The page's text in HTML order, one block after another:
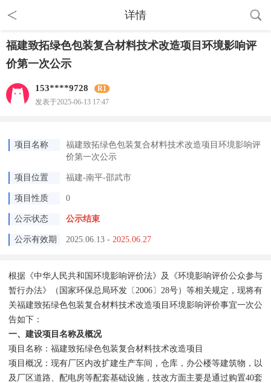
详情
福建致拓绿色包装复合材料技术改造项目环境影响评
价第一次公示
153****9728
R1
发表于2025-06-13 17:47
项目名称
福建致拓绿色包装复合材料技术改造项目环境影响评
价第一次公示
项目位置 福建-南平-邵武市
项目性质 0
公示状态 公示结束
公示有效期 2025.06.13 - 2025.06.27
根据《中华人民共和国环境影响评价法》及《环境影响评价公众参与
暂行办法》（国家环保总局环发〔2006〕28号）等相关规定，现将有
关福建致拓绿色包装复合材料技术改造项目环境影响评价事宜一次公
告如下：
一、建设项目名称及概况
项目名称：福建致拓绿色包装复合材料技术改造项目
项目概况：现有厂区内改扩建生产车间，仓库，办公楼等建筑物，以
及厂区道路、配电房等配套基础设施，技改方面主要是通过购置40套